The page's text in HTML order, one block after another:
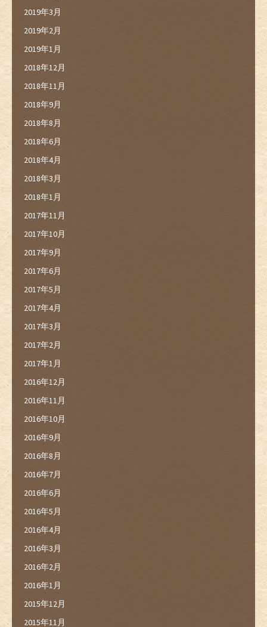
2019年3月
2019年2月
2019年1月
2018年12月
2018年11月
2018年9月
2018年8月
2018年6月
2018年4月
2018年3月
2018年1月
2017年11月
2017年10月
2017年9月
2017年6月
2017年5月
2017年4月
2017年3月
2017年2月
2017年1月
2016年12月
2016年11月
2016年10月
2016年9月
2016年8月
2016年7月
2016年6月
2016年5月
2016年4月
2016年3月
2016年2月
2016年1月
2015年12月
2015年11月